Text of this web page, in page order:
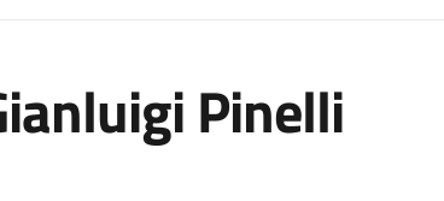
Pinelli